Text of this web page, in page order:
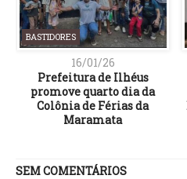
BASTIDORES
16/01/26
Prefeitura de Ilhéus
promove quarto dia da
Colônia de Férias da
Maramata
SEM COMENTÁRIOS